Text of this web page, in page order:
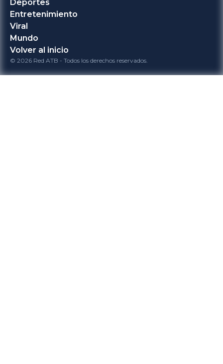
Deportes
Entretenimiento
Viral
Mundo
Volver al inicio
© 2026 Red ATB - Todos los derechos reservados.